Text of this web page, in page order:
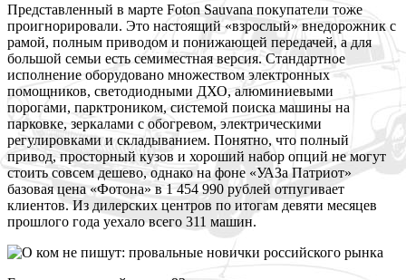
Представленный в марте Foton Sauvana покупатели тоже
проигнорировали. Это настоящий «взрослый» внедорожник с
рамой, полным приводом и понижающей передачей, а для
большой семьи есть семиместная версия. Стандартное
исполнение оборудовано множеством электронных
помощников, светодиодными ДХО, алюминиевыми
порогами, парктроником, системой поиска машины на
парковке, зеркалами с обогревом, электрическими
регулировками и складыванием. Понятно, что полный
привод, просторный кузов и хороший набор опций не могут
стоить совсем дешево, однако на фоне «УАЗа Патриот»
базовая цена «Фотона» в 1 454 990 рублей отпугивает
клиентов. Из дилерских центров по итогам девяти месяцев
прошлого года уехало всего 311 машин.